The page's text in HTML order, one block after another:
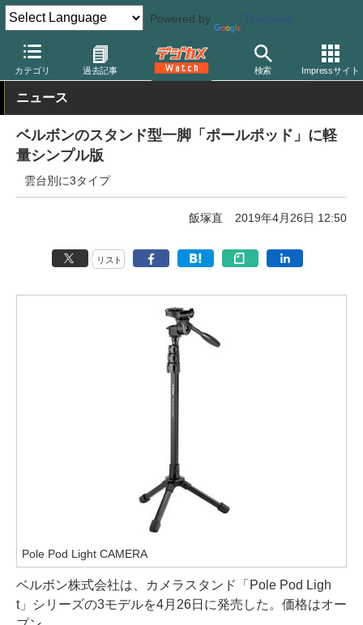
Powered by Translate
カテゴリ 過去記事 検索 Impressサイト
デジカメ Watch 撮影用品 三脚/一脚/雲台 ベルボン
ニュース
ベルボンのスタンド型一脚「ポールポッド」に軽
量シンプル版
雲台別に3タイプ
飯塚直 2019年4月26日 12:50
リスト
Pole Pod Light CAMERA
ベルボン株式会社は、カメラスタンド「Pole Pod Ligh
t」シリーズの3モデルを4月26日に発売した。価格はオー